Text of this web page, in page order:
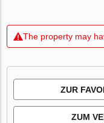
The property may
ZUR
ZUM